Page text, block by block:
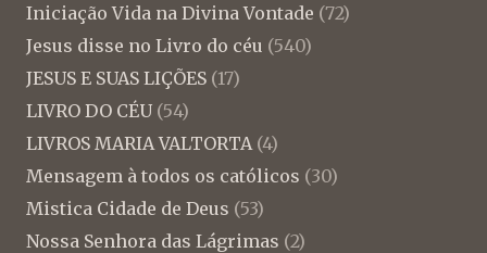
Iniciação Vida na Divina Vontade (72)
Jesus disse no Livro do céu (540)
JESUS E SUAS LIÇÕES (17)
LIVRO DO CÉU (54)
LIVROS MARIA VALTORTA (4)
Mensagem à todos os católicos (30)
Mistica Cidade de Deus (53)
Nossa Senhora das Lágrimas (2)